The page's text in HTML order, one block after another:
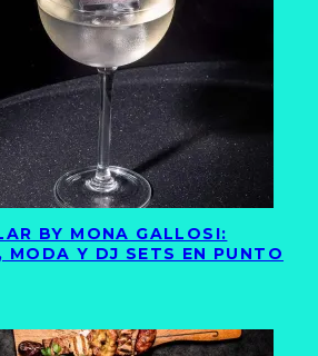
BY MONA GALLOSI:
MODA Y DJ SETS EN PUNTO